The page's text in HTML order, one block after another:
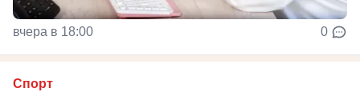
вчера в 18:00 0
Спорт